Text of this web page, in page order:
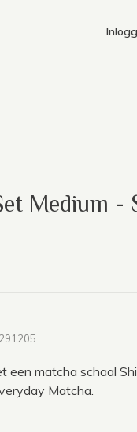
Medium -
een matcha schaal
Matcha.